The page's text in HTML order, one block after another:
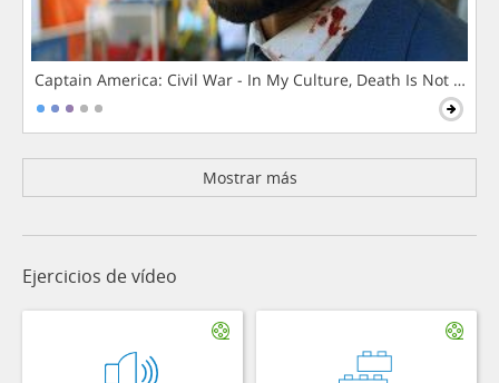
Captain America: Civil War - In My Culture, Death Is Not The
Mostrar más
Ejercicios de vídeo